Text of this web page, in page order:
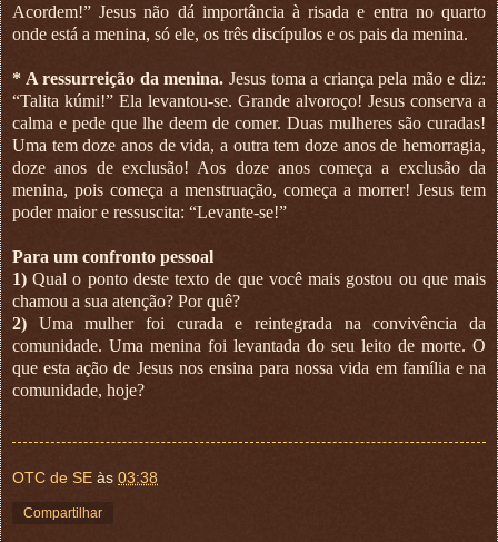
Acordem!” Jesus não dá importância à risada e entra no quarto
onde está a menina, só ele, os três discípulos e os pais da menina.
* A ressurreição da menina. Jesus toma a criança pela mão e diz:
“Talita kúmi!” Ela levantou-se. Grande alvoroço! Jesus conserva a
calma e pede que lhe deem de comer. Duas mulheres são curadas!
Uma tem doze anos de vida, a outra tem doze anos de hemorragia,
doze anos de exclusão! Aos doze anos começa a exclusão da
menina, pois começa a menstruação, começa a morrer! Jesus tem
poder maior e ressuscita: “Levante-se!”
Para um confronto pessoal
1) Qual o ponto deste texto de que você mais gostou ou que mais
chamou a sua atenção? Por quê?
2) Uma mulher foi curada e reintegrada na convivência da
comunidade. Uma menina foi levantada do seu leito de morte. O
que esta ação de Jesus nos ensina para nossa vida em família e na
comunidade, hoje?
OTC de SE às 03:38
Compartilhar